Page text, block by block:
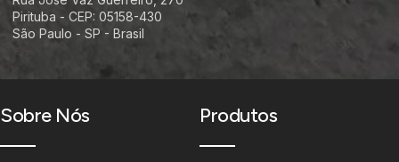
Pirituba - CEP: 05158-430
São Paulo - SP - Brasil
Sobre Nós Produtos